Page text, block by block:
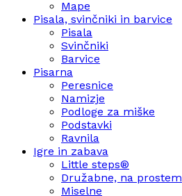
Mape
Pisala, svinčniki in barvice
Pisala
Svinčniki
Barvice
Pisarna
Peresnice
Namizje
Podloge za miške
Podstavki
Ravnila
Igre in zabava
Little steps®
Družabne, na prostem
Miselne